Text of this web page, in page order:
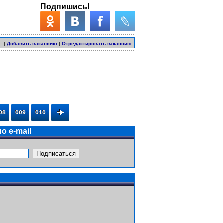
Подпишись!
| Добавить вакансию | Отредактировать вакансию
009 010
e-mail